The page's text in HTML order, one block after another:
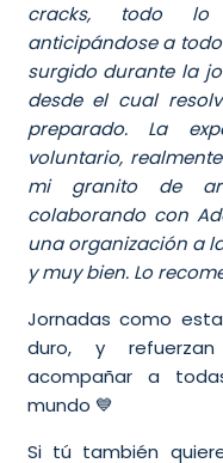
cracks, todo lo
anticipándose a
surgido durante la
desde el cual
preparado. La
voluntario,
mi granito de
colaborando con
una organización a
y muy bien. Lo
Jornadas como
duro, y
acompañar a
mundo 💙
Si tú también